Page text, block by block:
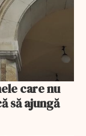
care nu
să ajungă